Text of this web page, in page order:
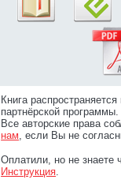
Книга
партнёрской программы.
Все авторские права
нам, если Вы не
Оплатили, но не знаете
Инструкция.